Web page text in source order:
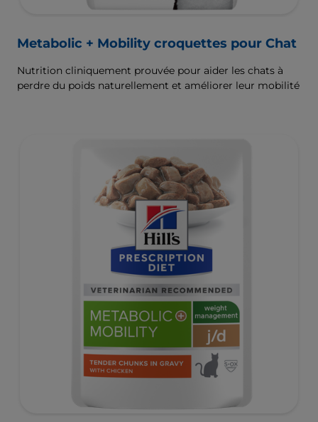
Metabolic + Mobility croquettes pour Chat
Nutrition cliniquement prouvée pour aider les chats à
perdre du poids naturellement et améliorer leur mobilité